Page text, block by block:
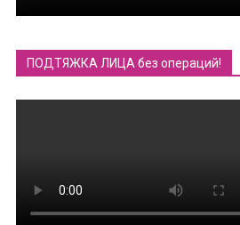
ПОДТЯЖКА ЛИЦА без операций!